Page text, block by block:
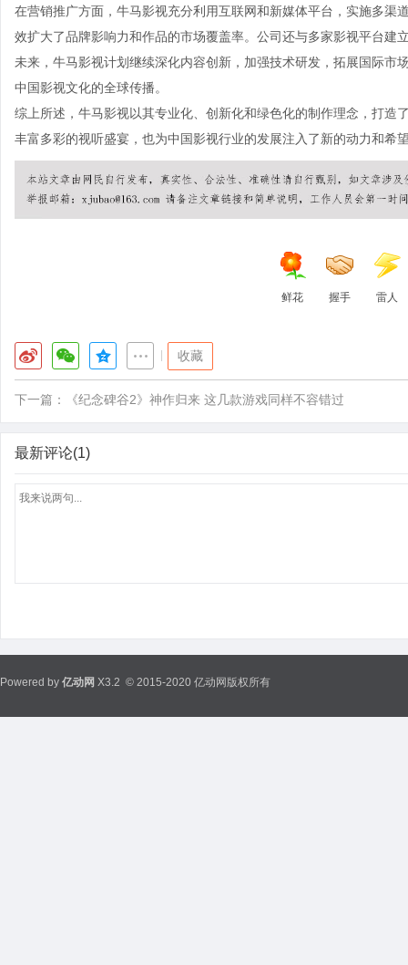
在营销推广方面，牛马影视充分利用互联网和新媒体平台，实施多渠
效扩大了品牌影响力和作品的市场覆盖率。公司还与多家影视平台建
未来，牛马影视计划继续深化内容创新，加强技术研发，拓展国际市
中国影视文化的全球传播。
综上所述，牛马影视以其专业化、创新化和绿色化的制作理念，打造
丰富多彩的视听盛宴，也为中国影视行业的发展注入了新的动力和希
鲜花 握手 雷人
收藏
下一篇： 《纪念碑谷2》神作归来 这几款游戏同样不容错过
最新评论(1)
Powered by 亿动网 X3.2 © 2015-2020 亿动网版权所有